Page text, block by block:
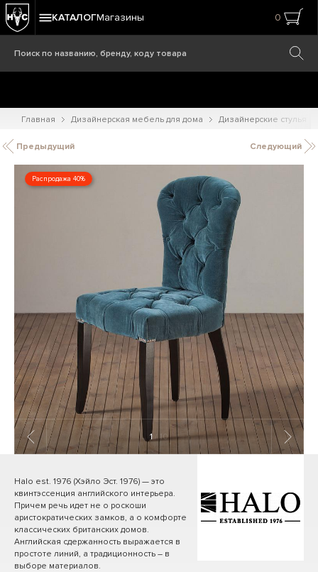
КАТАЛОГМагазины 0
Главная Дизайнерская мебель для дома Дизайнерские стулья
Предыдущий Следующий
Распродажа 40%
1/ 10
Halo est. 1976 (Хэйло Эст. 1976) — это
квинтэссенция английского интерьера.
Причем речь идет не о роскоши
аристократических замков, а о комфорте
классических британских домов.
Английская сдержанность выражается в
простоте линий, а традиционность – в
выборе материалов.